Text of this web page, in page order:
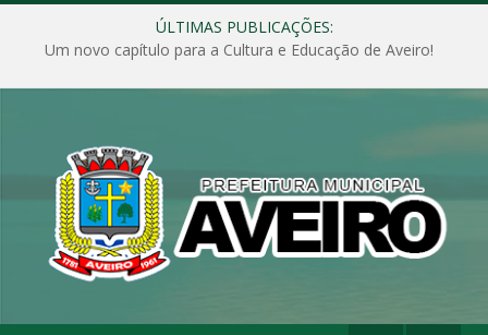
ÚLTIMAS PUBLICAÇÕES:
Um novo capítulo para a Cultura e Educação de Aveiro!